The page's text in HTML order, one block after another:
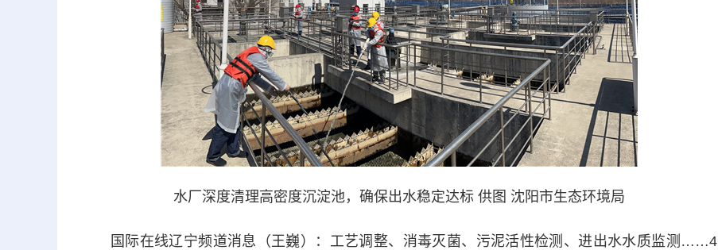
水厂深度清理高密度沉淀池，确保出水稳定达标 供图 沈阳市生态环境局
国际在线辽宁频道消息（王巍）：工艺调整、消毒灭菌、污泥活性检测、进出水水质监测……4